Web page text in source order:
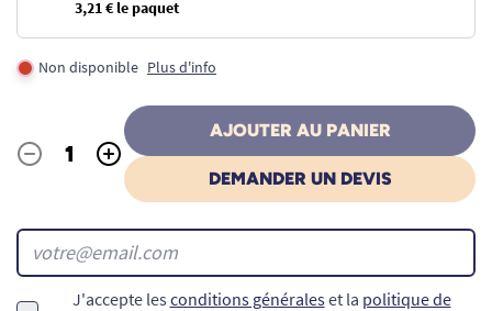
3,21 € le paquet
Non disponible Plus d'info
Quantité
- +
AJOUTER AU PANIER
DEMANDER UN DEVIS
J'accepte les conditions généraleset la politique de